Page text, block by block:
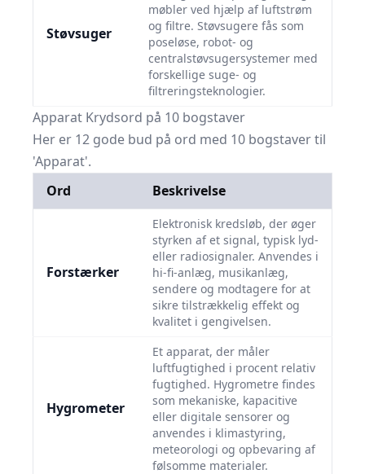
Støvsuger
møbler ved hjælp af luftstrøm
og filtre. Støvsugere fås som
poseløse, robot- og
centralstøvsugersystemer med
forskellige suge- og
filtreringsteknologier.
Apparat Krydsord på 10 bogstaver
Her er 12 gode bud på ord med 10 bogstaver til
'Apparat'.
Ord
Beskrivelse
Forstærker
Elektronisk kredsløb, der øger
styrken af et signal, typisk lyd-
eller radiosignaler. Anvendes i
hi-fi-anlæg, musikanlæg,
sendere og modtagere for at
sikre tilstrækkelig effekt og
kvalitet i gengivelsen.
Hygrometer
Et apparat, der måler
luftfugtighed i procent relativ
fugtighed. Hygrometre findes
som mekaniske, kapacitive
eller digitale sensorer og
anvendes i klimastyring,
meteorologi og opbevaring af
følsomme materialer.